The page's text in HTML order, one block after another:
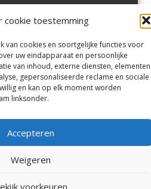
cookie toestemming
van cookies en soortgelijke functies voor
uw eindapparaat en persoonlijke
van inhoud, externe diensten, elementen
gepersonaliseerde reclame en sociale
en kan op elk moment worden
linksonder.
Accepteren
Weigeren
voorkeuren
Velserbroek,Velsen-Zuid,
Zuid,Driehuisen
Spaarnwoude.